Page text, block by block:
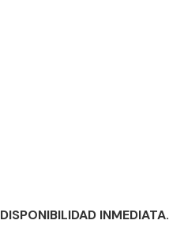
DISPONIBILIDAD INMEDIATA.